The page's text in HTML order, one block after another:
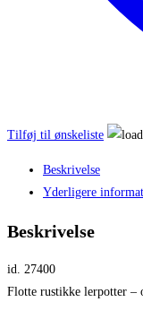
Tilføj til ønskeliste
Beskrivelse
Yderligere
Beskrivelse
id. 27400
Flotte rustikke lerpotter –